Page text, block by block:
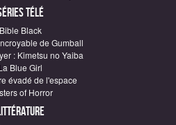
télé
Bible Black
de Gumball
: Kimetsu no Yaiba
Blue Girl
évadé de l'espace
of Horror